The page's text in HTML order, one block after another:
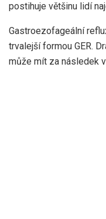
postihuje většinu lidí
Gastroezofageální
trvalejší formou GER.
může mít za následek